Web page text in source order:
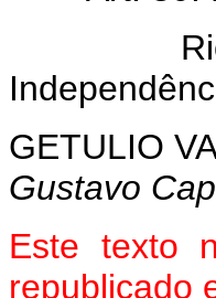
Rio de
GETULIO
Gustavo
Este texto
republicado